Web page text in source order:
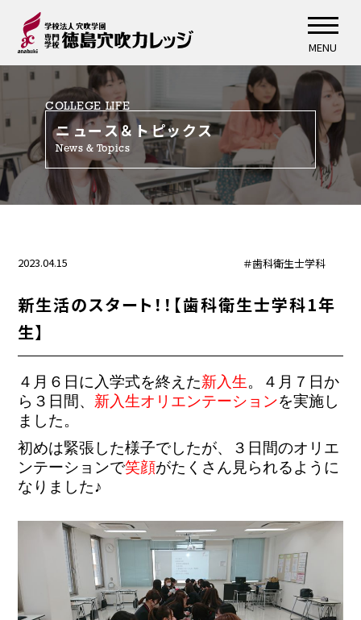
MENU
COLLEGE LIFE
ニュース＆トピックス
News & Topics
2023.04.15 ＃歯科衛生士学科
新生活のスタート！！【歯科衛生士学科1年
生】
４月６日に入学式を終えた新入生。４月７日か
ら３日間、 新入生オリエンテーションを実施し
ました。
初めは緊張した様子でしたが、３日間のオリエ
ンテーションで笑顔がたくさん見られるように
なりました♪